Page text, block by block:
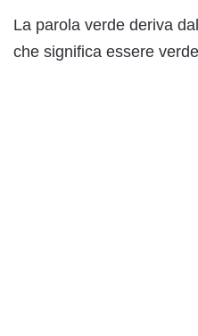
La parola verde deriva
che significa essere